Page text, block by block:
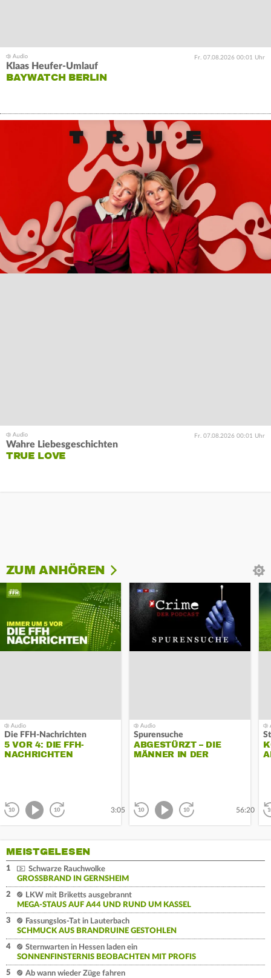
Fr. 07.08.2026 00:01 Uhr
Klaas Heufer-Umlauf
BAYWATCH BERLIN
Fr. 07.08.2026 00:01 Uhr
Wahre Liebesgeschichten
TRUE LOVE
ZUM ANHÖREN
Die FFH-Nachrichten
5 VOR 4: DIE FFH-
NACHRICHTEN
3:05
Spurensuche
ABGESTÜRZT – DIE
MÄNNER IN DER
56:20
zurück zurückAbspielen
MEISTGELESEN
1
Schwarze Rauchwolke
GROSSBRAND IN GERNSHEIM
2
LKW mit Briketts ausgebrannt
MEGA-STAUS AUF A44 UND RUND UM KASSEL
3
Fassungslos-Tat in Lauterbach
SCHMUCK AUS BRANDRUINE GESTOHLEN
4
Sternwarten in Hessen laden ein
SONNENFINSTERNIS BEOBACHTEN MIT PROFIS
5
Ab wann wieder Züge fahren